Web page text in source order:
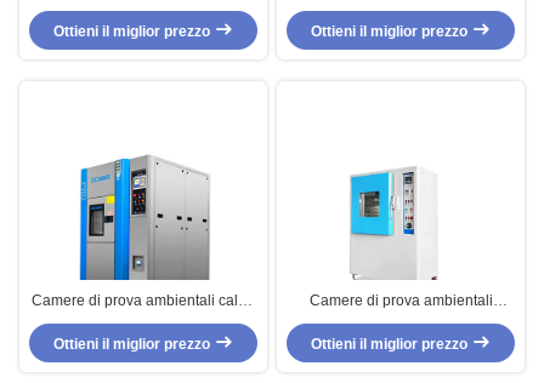
camera di prova di alta precisione
si asciuga all'aria essicca
l'attrezzatura al forno di prova
Ottieni il miglior prezzo
autoregolarici di PID, macchina di
prova del xeno di modo del
controllo della temperatura
Ottieni il miglior prezzo
Camere di prova ambientali calde
e fredde con multi controllo di
funzione
Ottieni il miglior prezzo
Camere di prova ambientali
elettroniche, camera
d'Ingiallimento di prova
Ottieni il miglior prezzo